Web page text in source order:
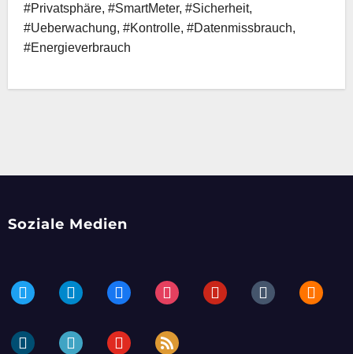
#Privatsphäre, #SmartMeter, #Sicherheit,
#Ueberwachung, #Kontrolle, #Datenmissbrauch,
#Energieverbrauch
Soziale Medien
twitter telegramfacebookinstagrampinteresttumblr blogger
dailymotionperiscopeyoutube rss